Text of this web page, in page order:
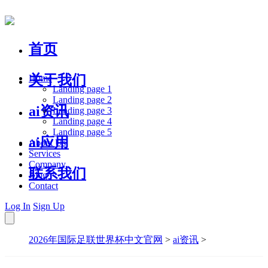
首页
关于我们
ai资讯
ai应用
联系我们
Home
Landing page 1
Landing page 2
Landing page 3
Landing page 4
Landing page 5
About Us
Services
Company
Blog
Contact
Log In Sign Up
2026年国际足联世界杯中文官网 > ai资讯 >